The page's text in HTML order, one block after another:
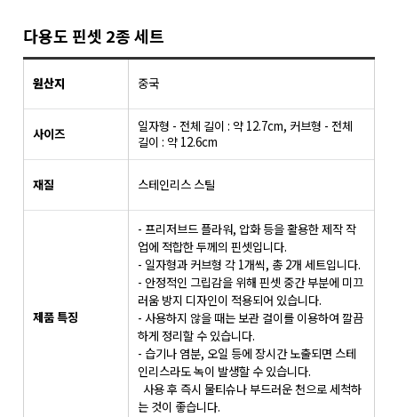
다용도 핀셋 2종 세트
원산지 중국
사이즈
일자형 - 전체 길이 : 약 12.7cm, 커브형 - 전체
길이 : 약 12.6cm
재질 스테인리스 스틸
제품 특징
- 프리저브드 플라워, 압화 등을 활용한 제작 작
업에 적합한 두께의 핀셋입니다.
- 일자형과 커브형 각 1개씩, 총 2개 세트입니다.
- 안정적인 그립감을 위해 핀셋 중간 부분에 미끄
러움 방지 디자인이 적용되어 있습니다.
- 사용하지 않을 때는 보관 걸이를 이용하여 깔끔
하게 정리할 수 있습니다.
- 습기나 염분, 오일 등에 장시간 노출되면 스테
인리스라도 녹이 발생할 수 있습니다.
사용 후 즉시 물티슈나 부드러운 천으로 세척하
는 것이 좋습니다.